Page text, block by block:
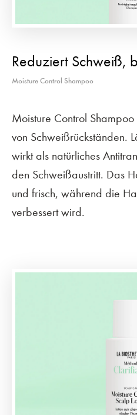
Reduziert Schweiß,
Moisture Control Shampoo
Moisture Control
von Schweißrückständen.
wirkt als natürliches
den Schweißaustritt. Das
und frisch, während die
verbessert wird.